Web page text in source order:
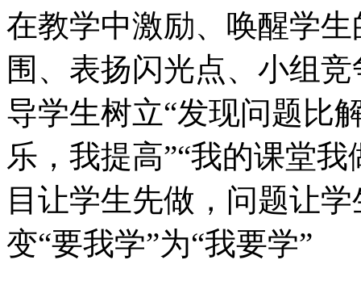
在教学中激励、唤醒学
围、表扬闪光点、小组
导学生树立“发现问题比
乐，我提高”“我的课堂
目让学生先做，问题让
变“要我学”为“我要学”